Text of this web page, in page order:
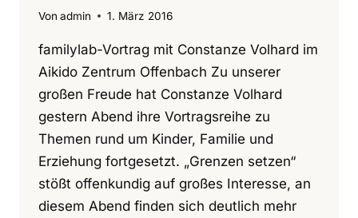
Von admin 1. März 2016
familylab-Vortrag mit Constanze Volhard im
Aikido Zentrum Offenbach Zu unserer
großen Freude hat Constanze Volhard
gestern Abend ihre Vortragsreihe zu
Themen rund um Kinder, Familie und
Erziehung fortgesetzt. „Grenzen setzen“
stößt offenkundig auf großes Interesse, an
diesem Abend finden sich deutlich mehr